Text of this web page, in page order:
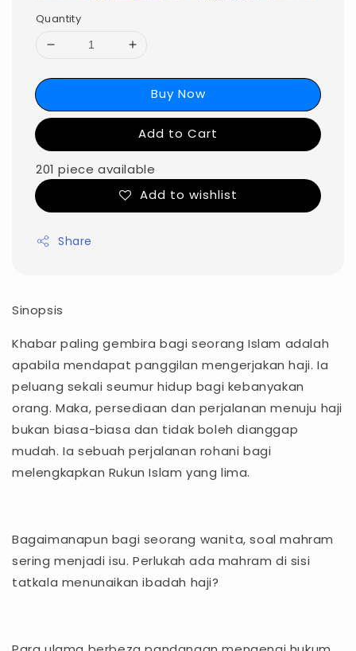
Quantity
Buy Now
Add to Cart
201 piece available
Add to wishlist
Share
Sinopsis
Khabar paling gembira bagi seorang Islam adalah
apabila mendapat panggilan mengerjakan haji. Ia
peluang sekali seumur hidup bagi kebanyakan
orang. Maka, persediaan dan perjalanan menuju haji
bukan biasa-biasa dan tidak boleh dianggap
mudah. Ia sebuah perjalanan rohani bagi
melengkapkan Rukun Islam yang lima.
Bagaimanapun bagi seorang wanita, soal mahram
sering menjadi isu. Perlukah ada mahram di sisi
tatkala menunaikan ibadah haji?